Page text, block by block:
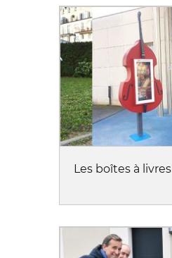
Les boîtes à livres